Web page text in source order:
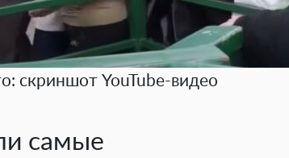
скриншот YouTube-видео
самые